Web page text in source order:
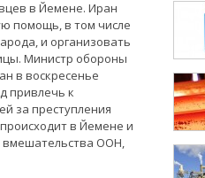
в Йемене. Иран
помощь, в том числе
и организовать
Министр обороны
в воскресенье
привлечь к
за преступления
в Йемене и
вмешательства ООН,